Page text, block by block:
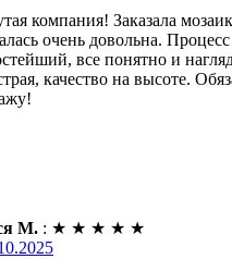
компания! Заказала
очень довольна.
все понятно и
качество на высоте.
М. : ★ ★ ★ ★ ★